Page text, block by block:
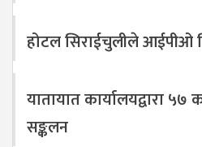
होटल सिराईचुलीले आईपीओ
यातायात कार्यालयद्वारा
सङ्कलन